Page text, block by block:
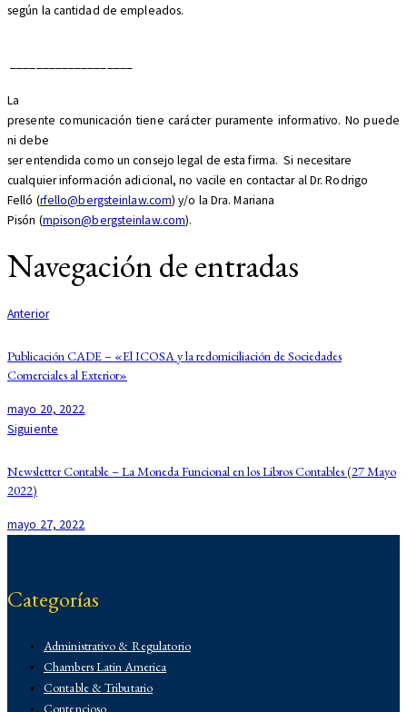
según la cantidad de empleados.
La
presente comunicación tiene carácter puramente informativo. No puede
ni debe
ser entendida como un consejo legal de esta firma. Si necesitare
cualquier información adicional, no vacile en contactar al Dr. Rodrigo
Felló (rfello@bergsteinlaw.com) y/o la Dra. Mariana
Pisón (mpison@bergsteinlaw.com).
Navegación de entradas
Anterior
Publicación CADE – «El ICOSA y la redomiciliación de Sociedades
Comerciales al Exterior»
mayo 20, 2022
Siguiente
Newsletter Contable – La Moneda Funcional en los Libros Contables (27 Mayo
2022)
mayo 27, 2022
Categorías
Administrativo & Regulatorio
Chambers Latin America
Contable & Tributario
Contencioso